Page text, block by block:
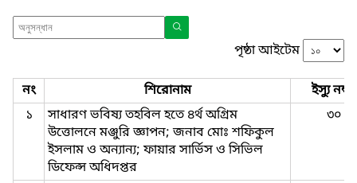
পৃষ্ঠা আইটেম
নং শিরোনাম
ইস্যু নম্বর
১
সাধারণ ভবিষ্য তহবিল হতে ৪র্থ অগ্রিম
উত্তোলনে মঞ্জুরি জ্ঞাপন; জনাব মোঃ শফিকুল
ইসলাম ও অন্যান্য; ফায়ার সার্ভিস ও সিভিল
ডিফেন্স অধিদপ্তর
৩০